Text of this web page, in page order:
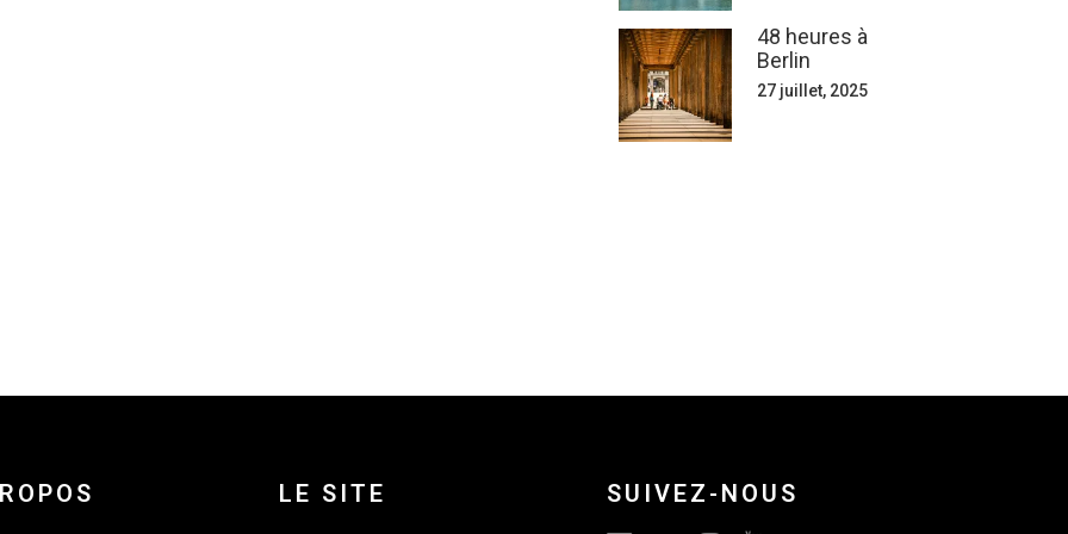
48 heures à
Berlin
27 juillet, 2025
LE SITE SUIVEZ-NOUS